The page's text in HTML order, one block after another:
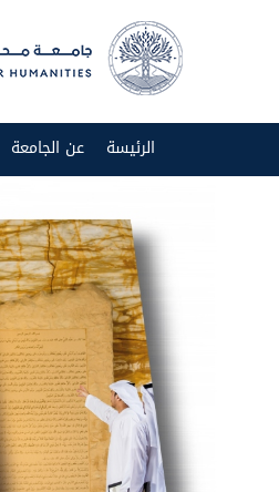
الرئيسة عن الجامعة